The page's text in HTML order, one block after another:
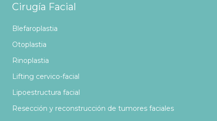
Cirugía Facial
Blefaroplastia
Otoplastia
Rinoplastia
Lifting cervico-facial
Lipoestructura facial
Resección y reconstrucción de tumores faciales